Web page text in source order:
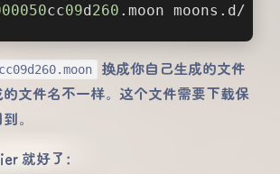
cc09d260 .moon moons.d/
换成你自己生成的文件
文件名不一样。这个文件需要下载保
。
就好了：